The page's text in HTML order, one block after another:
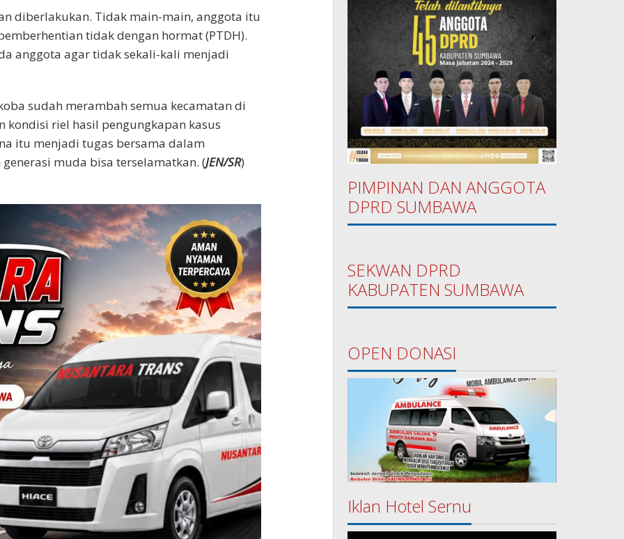
diberlakukan. Tidak main-main, anggota itu
tidak dengan hormat (PTDH).
anggota agar tidak sekali-kali menjadi
sudah merambah semua kecamatan di
kondisi riel hasil pengungkapan kasus
itu menjadi tugas bersama dalam
muda bisa terselamatkan. (JEN/SR)
PIMPINAN DAN ANGGOTA
DPRD SUMBAWA
SEKWAN DPRD
KABUPATEN SUMBAWA
OPEN DONASI
Iklan Hotel Sernu